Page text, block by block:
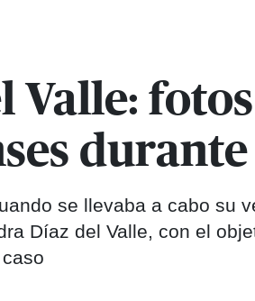
Valle:
se llevaba a cabo su
Díaz del Valle, con el